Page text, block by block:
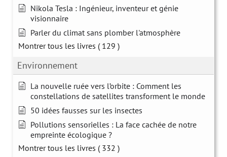
Nikola Tesla : Ingénieur, inventeur et génie
visionnaire
Parler du climat sans plomber l'atmosphère
Montrer tous les livres ( 129 )
Environnement
La nouvelle ruée vers l’orbite : Comment les
constellations de satellites transforment le monde
50 idées fausses sur les insectes
Pollutions sensorielles : La face cachée de notre
empreinte écologique ?
Montrer tous les livres ( 332 )